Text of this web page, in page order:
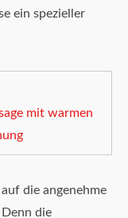
ein spezieller
mit warmen
die angenehme
die